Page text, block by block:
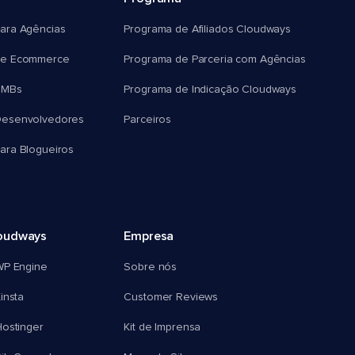
Agências
Ecommerce
Blogueiros
Programa de Afiliados Cloudways
Programa de Parceria com Agências
Programa de Indicação Cloudways
Parceiros
Engine
Empresa
Sobre nós
Customer Reviews
Kit de Imprensa